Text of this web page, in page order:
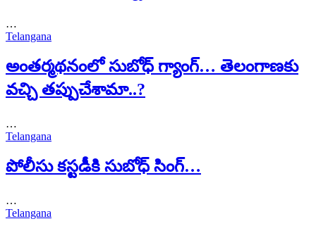
…
Telangana
అంతర్మథనంలో సుబోధ్ గ్యాంగ్… తెలంగాణకు
వచ్చి తప్పుచేశామా..?
…
Telangana
పోలీసు కస్టడీకి సుబోధ్ సింగ్…
…
Telangana